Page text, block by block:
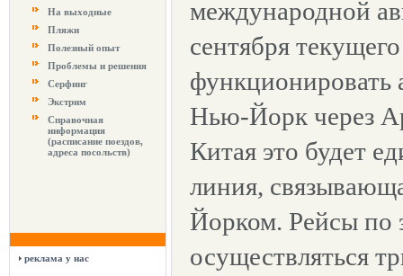
На выходные
Пляжи
Полезный опыт
Проблемы и решения
Серфинг
Экстрим
Справочная
информация
(расписание поездов,
адреса посольств)
реклама у нас
международной
сентября
Нью-Йорк через
Китая это будет
линия,
Йорком. Рейсы по
осуществляться